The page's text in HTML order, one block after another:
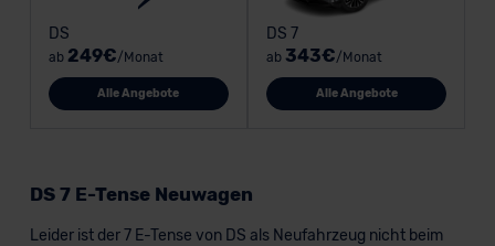
DS
ab 249€/Monat
Alle Angebote
DS 7
ab 343€/Monat
Alle Angebote
DS 7 E-Tense Neuwagen
Leider ist der 7 E-Tense von DS als Neufahrzeug nicht beim